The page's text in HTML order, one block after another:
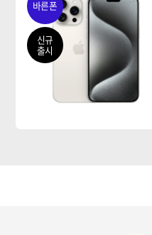
바른폰
신규
출시